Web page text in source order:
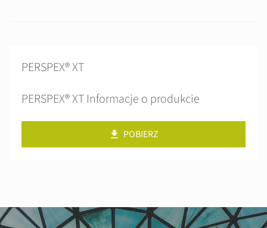
PERSPEX® XT
PERSPEX® XT Informacje o produkcie
POBIERZ